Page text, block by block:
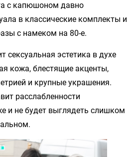
с капюшоном давно
в классические комплекты и
с намеком на 80-е.
сексуальная эстетика в духе
кожа, блестящие акценты,
и крупные украшения.
расслабленности
и не будет выглядеть слишком